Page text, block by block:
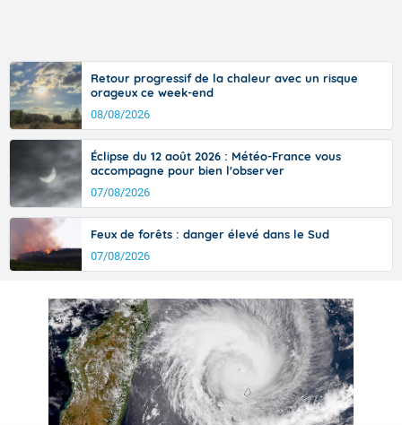
Retour progressif de la chaleur avec un risque
orageux ce week-end
08/08/2026
Éclipse du 12 août 2026 : Météo-France vous
accompagne pour bien l'observer
07/08/2026
Feux de forêts : danger élevé dans le Sud
07/08/2026